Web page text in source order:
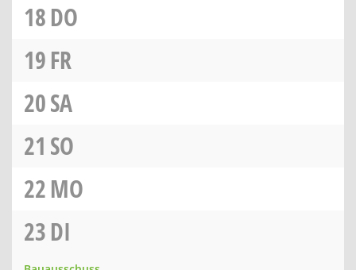
18DO
19FR
20SA
21 SO
22MO
23DI